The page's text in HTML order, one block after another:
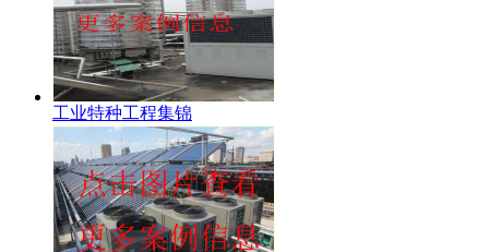
工业特种工程集锦